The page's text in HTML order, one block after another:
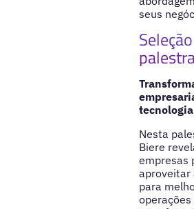
seus
tecnologia
Nesta
Biere
empresas
aproveitar
para